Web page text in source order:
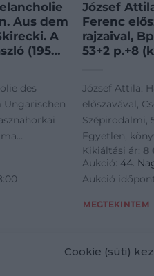
Cookie (süti)
Aus dem
A
(1954-)
p.
des
Ungarischen
Booker-
díjas író
a. M., 1995,
p.
József
Ferenc
rajzaival,
53+2 p.+8
aranyozott
gerinccel.
József Attila:
előszavával,
Szépirodalmi,
Egyetlen,
bibliofil
kötés, sérült
(1982./2000)
Kikiáltási ár: 8
Aukció: 44.
Aukció
MEGTEKINTEM